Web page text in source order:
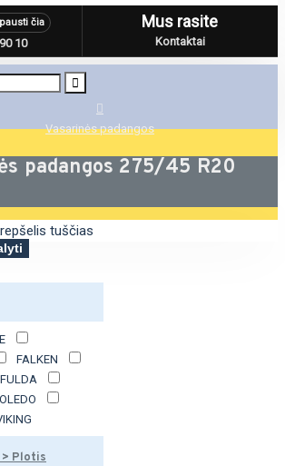
tuščias
čia
10
Mus rasite
Kontaktai
Vasarinės padangos
padangos 275/45 R20
FALKEN
FULDA
Plotis